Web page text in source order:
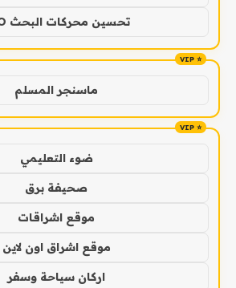
تحسين محركات البحث SEO
ماسنجر المسلم
ضوء التعليمي
صحيفة برق
موقع اشراقات
موقع اشراق اون لاين
اركان سياحة وسفر